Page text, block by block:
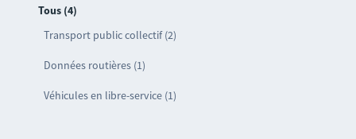
Tous (4)
Transport public collectif (2)
Données routières (1)
Véhicules en libre-service (1)